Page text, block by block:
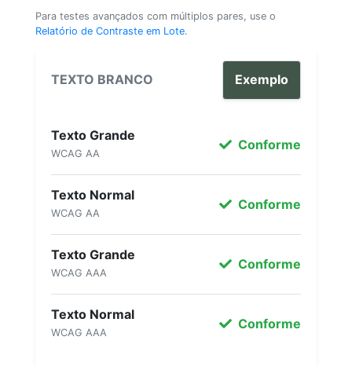
Para testes avançados com múltiplos pares, use o
Relatório de Contraste em Lote.
TEXTO BRANCO Exemplo
Texto Grande
WCAG AA
Conforme
Texto Normal
WCAG AA
Conforme
Texto Grande
WCAG AAA
Conforme
Texto Normal
WCAG AAA
Conforme